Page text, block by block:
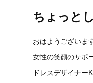
ちょっと
おはようございます
女性の笑顔のサポ
ドレスデザイナー